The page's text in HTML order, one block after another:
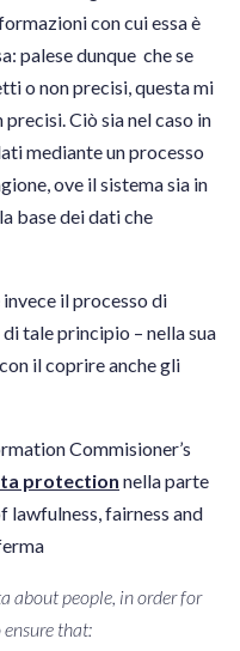
con cui essa è
palese dunque che se
o non precisi, questa mi
Ciò sia nel caso in
mediante un processo
ove il sistema sia in
base dei dati che
il processo di
tale principio – nella sua
il coprire anche gli
Commisioner’s
protection nella parte
fairness and
about people, in order for
ensure that: